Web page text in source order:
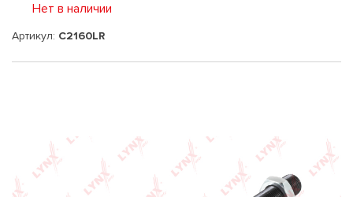
Нет в наличии
Артикул: C2160LR